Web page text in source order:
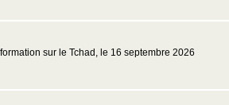
sur le Tchad, le 16 septembre 2026